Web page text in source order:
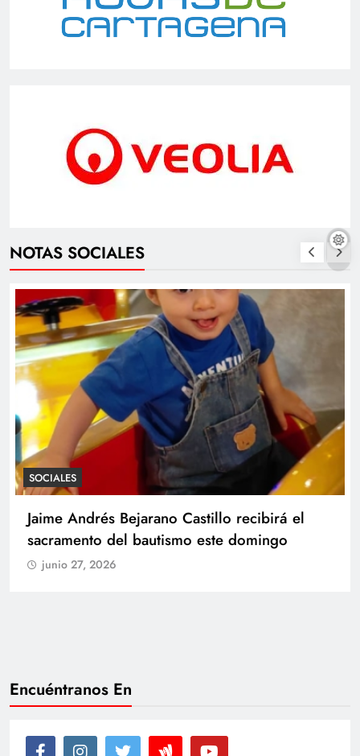
NOTAS SOCIALES
SOCIALES
Con amor y alegría celebran el cumpleaños
de Juan
junio 27, 2026
Encuéntranos En